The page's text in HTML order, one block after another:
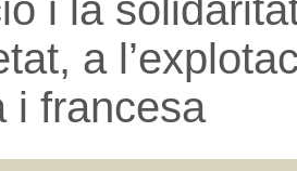
i la
a
i francesa